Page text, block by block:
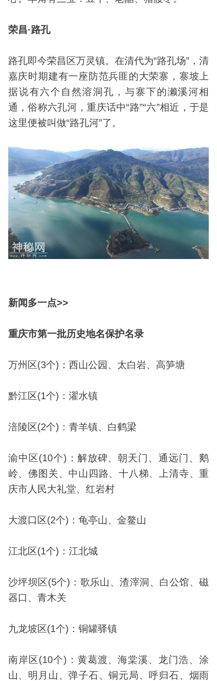
荣昌·路孔
路孔即今荣昌区万灵镇。在清代为“路孔场”，清
嘉庆时期建有一座防范兵匪的大荣寨，寨坡上
据说有六个自然溶洞孔，与寨下的濑溪河相
通，俗称六孔河，重庆话中“路”“六”相近，于是
这里便被叫做“路孔河”了。
新闻多一点>>
重庆市第一批历史地名保护名录
万州区(3个)：西山公园、太白岩、高笋塘
黔江区(1个)：濯水镇
涪陵区(2个)：青羊镇、白鹤梁
渝中区(10个)：解放碑、朝天门、通远门、鹅
岭、佛图关、中山四路、十八梯、上清寺、重
庆市人民大礼堂、红岩村
大渡口区(2个)：龟亭山、金鳌山
江北区(1个)：江北城
沙坪坝区(5个)：歌乐山、渣滓洞、白公馆、磁
器口、青木关
九龙坡区(1个)：铜罐驿镇
南岸区(10个)：黄葛渡、海棠溪、龙门浩、涂
山、明月山、弹子石、铜元局、呼归石、烟雨